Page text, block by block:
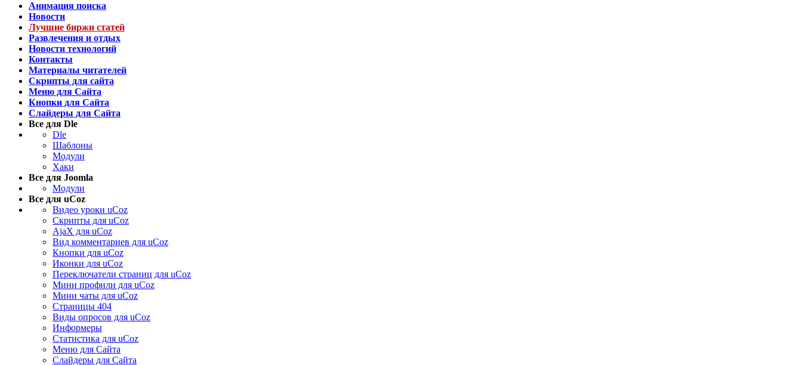
Анимация поиска
Новости
Лучшие биржи статей
Развлечения и отдых
Новости технологий
Контакты
Материалы читателей
Скрипты для сайта
Меню для Сайта
Кнопки для Сайта
Слайдеры для Сайта
Все для Dle
Dle
Шаблоны
Модули
Хаки
Все для Joomla
Модули
Все для uCoz
Видео уроки uCoz
Скрипты для uCoz
AjaX для uCoz
Вид комментариев для uCoz
Кнопки для uCoz
Иконки для uCoz
Переключатели страниц для uCoz
Мини профили для uCoz
Мини чаты для uCoz
Страницы 404
Виды опросов для uCoz
Информеры
Статистика для uCoz
Меню для Сайта
Слайдеры для Сайта